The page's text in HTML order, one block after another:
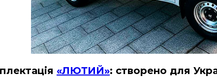
«ЛЮТИЙ»: створено для